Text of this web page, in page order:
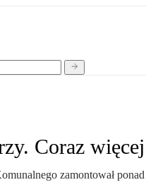
Coraz
zamontował